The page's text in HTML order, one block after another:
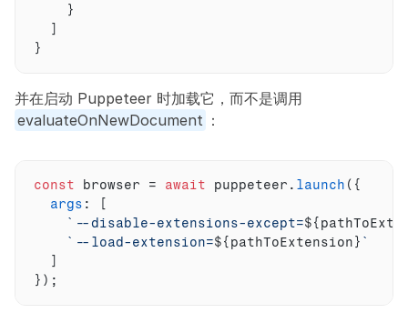
}
]
}
evaluateOnNewDocument ：
const browser = await puppeteer . launch ( {
args :
[
`--disable-extensions-except=${
`--load-extension=${ pathToExtension} `
]
} ) ;